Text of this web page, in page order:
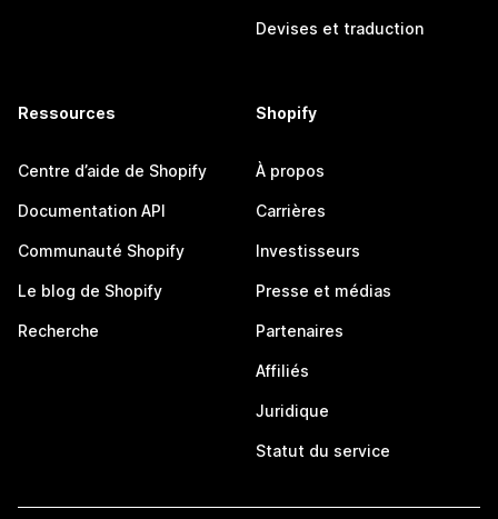
Devises et traduction
Ressources
Centre d’aide de Shopify
Documentation API
Communauté Shopify
Le blog de Shopify
Recherche
Shopify
À propos
Carrières
Investisseurs
Presse et médias
Partenaires
Affiliés
Juridique
Statut du service